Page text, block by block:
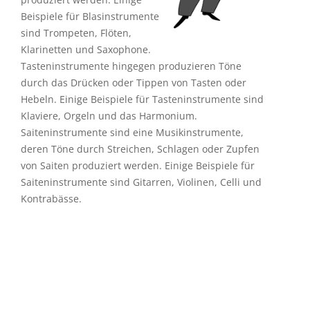
Beispiele für Blasinstrumente
sind Trompeten, Flöten,
Klarinetten und Saxophone.
Tasteninstrumente hingegen produzieren Töne
durch das Drücken oder Tippen von Tasten oder
Hebeln. Einige Beispiele für Tasteninstrumente sind
Klaviere, Orgeln und das Harmonium.
Saiteninstrumente sind eine Musikinstrumente,
deren Töne durch Streichen, Schlagen oder Zupfen
von Saiten produziert werden. Einige Beispiele für
Saiteninstrumente sind Gitarren, Violinen, Celli und
Kontrabässe.